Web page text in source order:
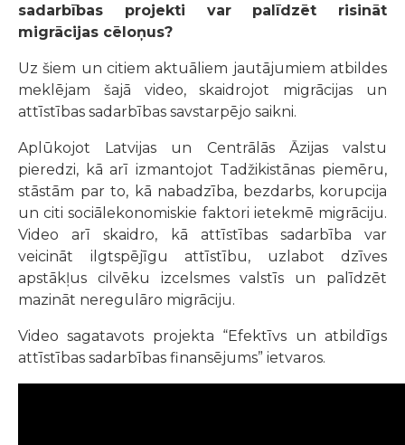
sadarbības projekti var palīdzēt risināt
migrācijas cēloņus?
Uz šiem un citiem aktuāliem jautājumiem atbildes
meklējam šajā video, skaidrojot migrācijas un
attīstības sadarbības savstarpējo saikni.
Aplūkojot Latvijas un Centrālās Āzijas valstu
pieredzi, kā arī izmantojot Tadžikistānas piemēru,
stāstām par to, kā nabadzība, bezdarbs, korupcija
un citi sociālekonomiskie faktori ietekmē migrāciju.
Video arī skaidro, kā attīstības sadarbība var
veicināt ilgtspējīgu attīstību, uzlabot dzīves
apstākļus cilvēku izcelsmes valstīs un palīdzēt
mazināt neregulāro migrāciju.
Video sagatavots projekta “Efektīvs un atbildīgs
attīstības sadarbības finansējums” ietvaros.